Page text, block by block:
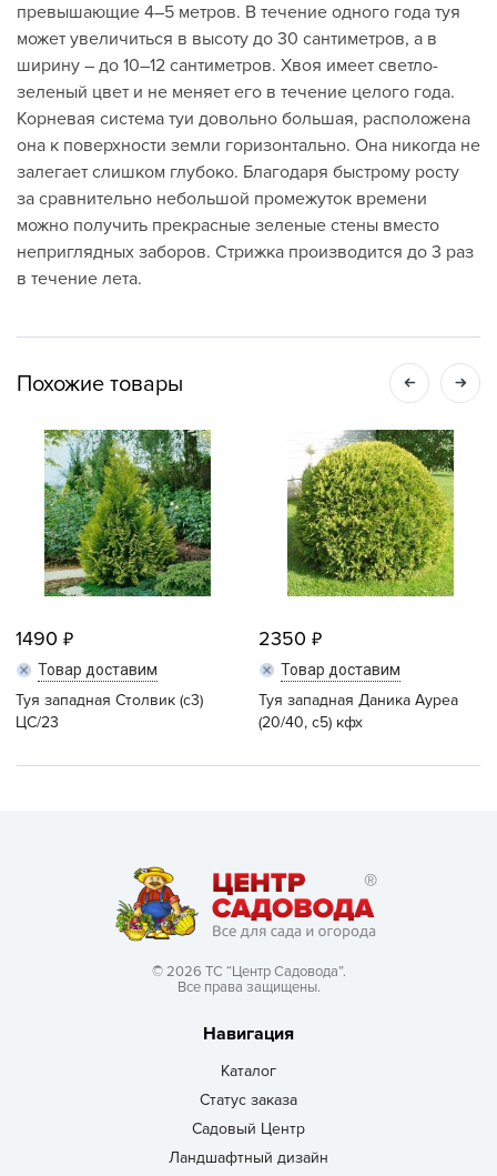
превышающие 4–5 метров. В течение одного года туя
может увеличиться в высоту до 30 сантиметров, а в
ширину – до 10–12 сантиметров. Хвоя имеет светло-
зеленый цвет и не меняет его в течение целого года.
Корневая система туи довольно большая, расположена
она к поверхности земли горизонтально. Она никогда не
залегает слишком глубоко. Благодаря быстрому росту
за сравнительно небольшой промежуток времени
можно получить прекрасные зеленые стены вместо
неприглядных заборов. Стрижка производится до 3 раз
в течение лета.
Похожие товары
1490
Товар доставим
Туя западная Столвик (с3)
ЦС/23
2350
Товар доставим
Туя западная Даника Ауреа
(20/40, с5) кфх
© 2026 ТС “Центр Садовода”.
Все права защищены.
Навигация
Каталог
Статус заказа
Садовый Центр
Ландшафтный дизайн